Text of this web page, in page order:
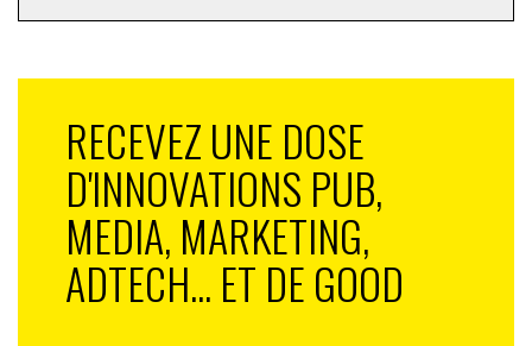
RECEVEZ UNE DOSE
D'INNOVATIONS PUB,
MEDIA, MARKETING,
ADTECH... ET DE GOOD